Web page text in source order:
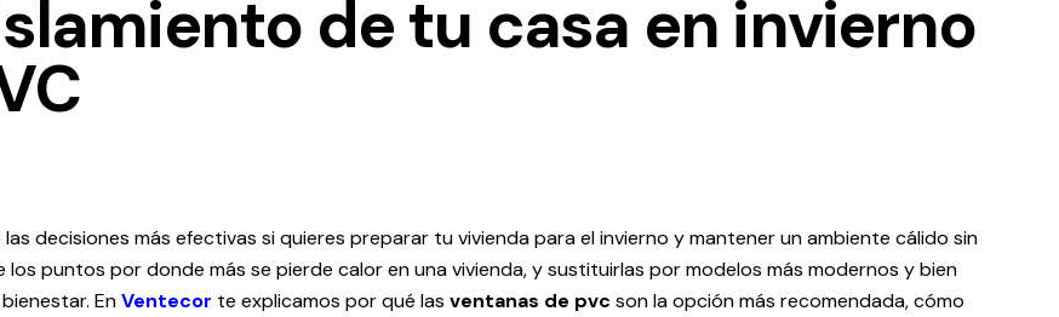
de tu casa en invierno
las decisiones más efectivas si quieres preparar tu vivienda para el invierno y mantener un ambiente cálido sin
puntos por donde más se pierde calor en una vivienda, y sustituirlas por modelos más modernos y bien
EnVentecor te explicamos por qué las ventanas de pvc son la opción más recomendada, cómo